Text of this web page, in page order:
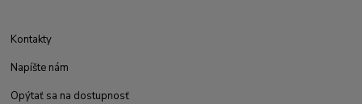
Kontakty
Napíšte nám
Opýtať sa na dostupnosť